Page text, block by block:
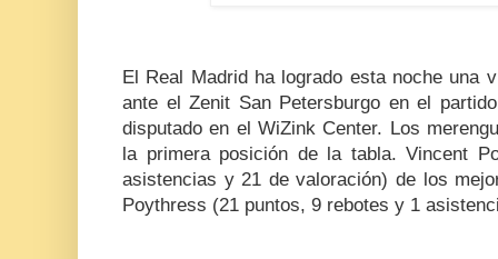
El Real Madrid ha logrado esta noche una
ante el Zenit San Petersburgo en el
disputado en el WiZink Center. Los
la primera posición de la tabla. Vincent
asistencias y 21 de valoración) de los
Poythress (21 puntos, 9 rebotes y 1